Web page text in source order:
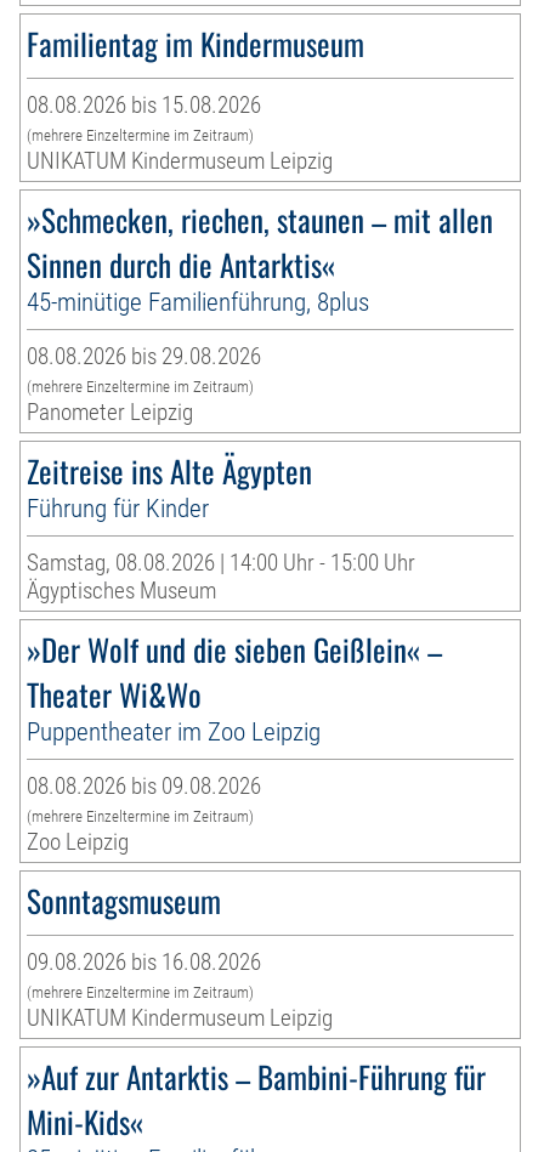
Familientag im Kindermuseum
08.08.2026 bis 15.08.2026
(mehrere Einzeltermine im Zeitraum)
UNIKATUM Kindermuseum Leipzig
»Schmecken, riechen, staunen – mit allen
Sinnen durch die Antarktis«
45-minütige Familienführung, 8plus
08.08.2026 bis 29.08.2026
(mehrere Einzeltermine im Zeitraum)
Panometer Leipzig
Zeitreise ins Alte Ägypten
Führung für Kinder
Samstag, 08.08.2026 | 14:00 Uhr - 15:00 Uhr
Ägyptisches Museum
»Der Wolf und die sieben Geißlein« –
Theater Wi&Wo
Puppentheater im Zoo Leipzig
08.08.2026 bis 09.08.2026
(mehrere Einzeltermine im Zeitraum)
Zoo Leipzig
Sonntagsmuseum
09.08.2026 bis 16.08.2026
(mehrere Einzeltermine im Zeitraum)
UNIKATUM Kindermuseum Leipzig
»Auf zur Antarktis – Bambini-Führung für
Mini-Kids«